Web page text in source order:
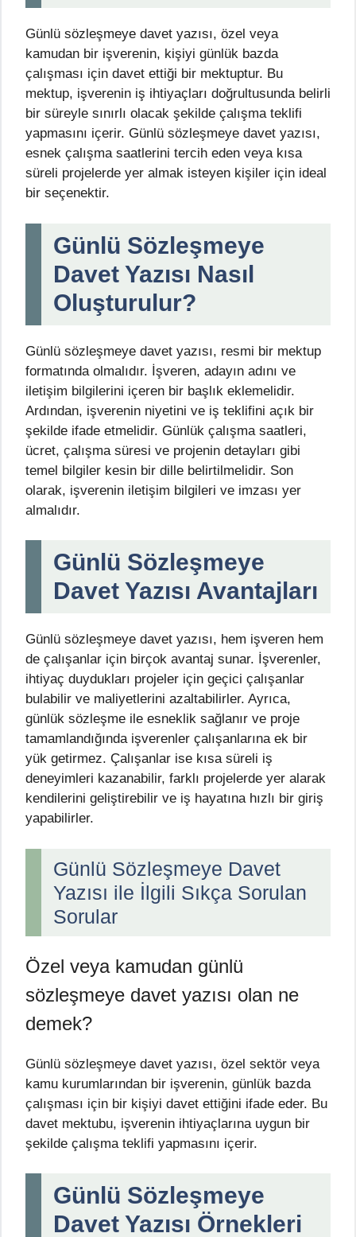
Günlü sözleşmeye davet yazısı, özel veya
kamudan bir işverenin, kişiyi günlük bazda
çalışması için davet ettiği bir mektuptur. Bu
mektup, işverenin iş ihtiyaçları doğrultusunda belirli
bir süreyle sınırlı olacak şekilde çalışma teklifi
yapmasını içerir. Günlü sözleşmeye davet yazısı,
esnek çalışma saatlerini tercih eden veya kısa
süreli projelerde yer almak isteyen kişiler için ideal
bir seçenektir.
Günlü Sözleşmeye
Davet Yazısı Nasıl
Oluşturulur?
Günlü sözleşmeye davet yazısı, resmi bir mektup
formatında olmalıdır. İşveren, adayın adını ve
iletişim bilgilerini içeren bir başlık eklemelidir.
Ardından, işverenin niyetini ve iş teklifini açık bir
şekilde ifade etmelidir. Günlük çalışma saatleri,
ücret, çalışma süresi ve projenin detayları gibi
temel bilgiler kesin bir dille belirtilmelidir. Son
olarak, işverenin iletişim bilgileri ve imzası yer
almalıdır.
Günlü Sözleşmeye
Davet Yazısı Avantajları
Günlü sözleşmeye davet yazısı, hem işveren hem
de çalışanlar için birçok avantaj sunar. İşverenler,
ihtiyaç duydukları projeler için geçici çalışanlar
bulabilir ve maliyetlerini azaltabilirler. Ayrıca,
günlük sözleşme ile esneklik sağlanır ve proje
tamamlandığında işverenler çalışanlarına ek bir
yük getirmez. Çalışanlar ise kısa süreli iş
deneyimleri kazanabilir, farklı projelerde yer alarak
kendilerini geliştirebilir ve iş hayatına hızlı bir giriş
yapabilirler.
Günlü Sözleşmeye Davet
Yazısı ile İlgili Sıkça Sorulan
Sorular
Özel veya kamudan günlü
sözleşmeye davet yazısı olan ne
demek?
Günlü sözleşmeye davet yazısı, özel sektör veya
kamu kurumlarından bir işverenin, günlük bazda
çalışması için bir kişiyi davet ettiğini ifade eder. Bu
davet mektubu, işverenin ihtiyaçlarına uygun bir
şekilde çalışma teklifi yapmasını içerir.
Günlü Sözleşmeye
Davet Yazısı Örnekleri